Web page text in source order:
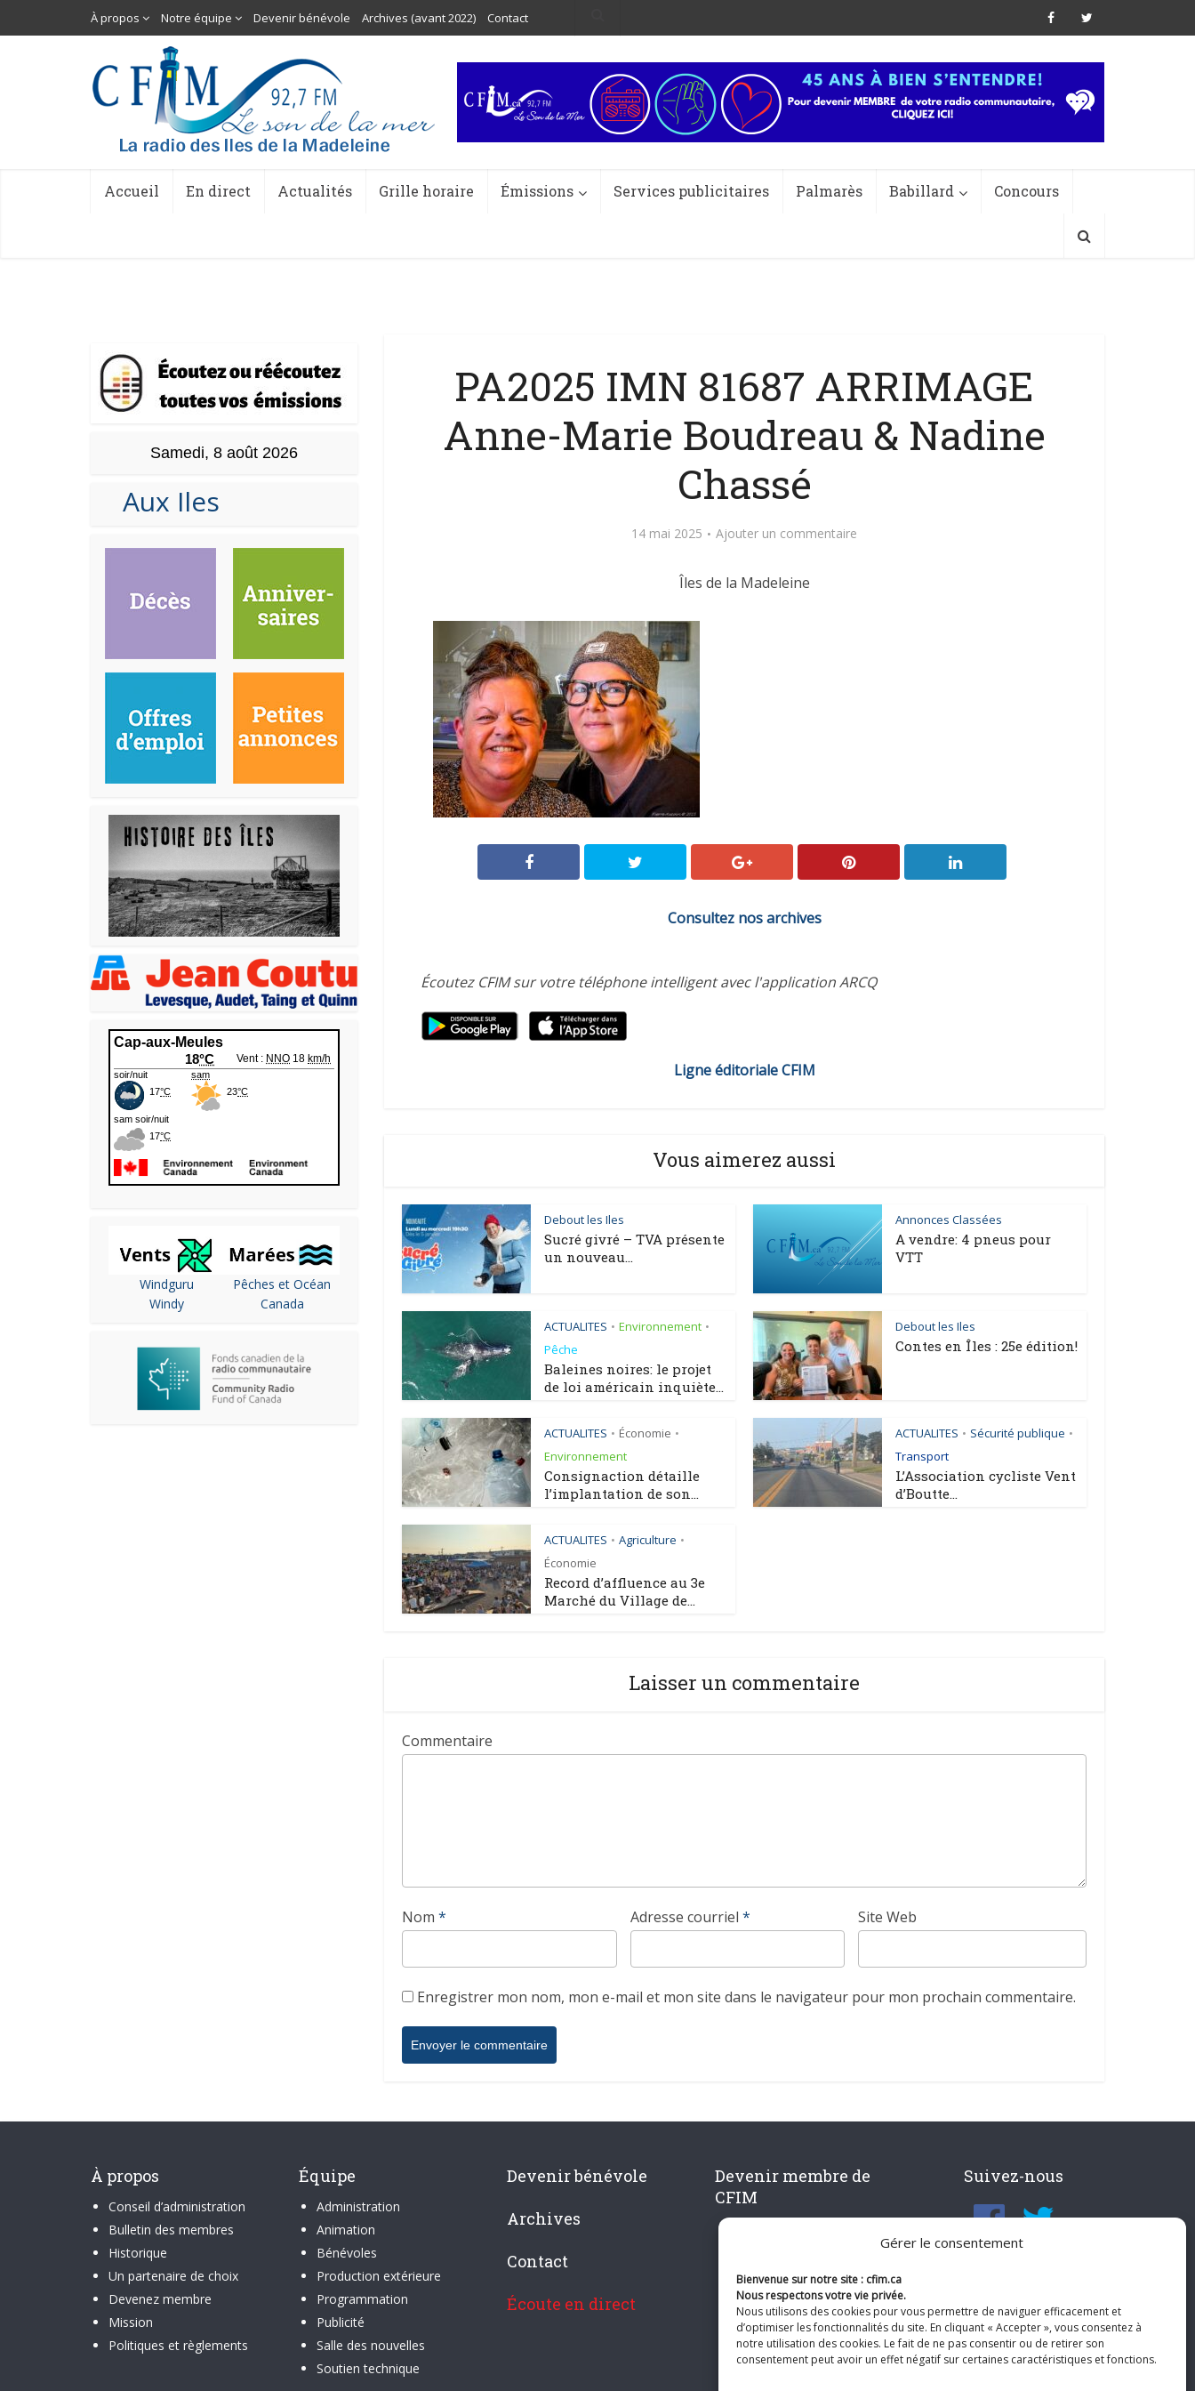
Gérer le consentement
Bienvenue sur notre site : cfim.ca
Nous respectons votre vie privée.
Nous utilisons des cookies pour vous permettre de naviguer efficacement et
d’optimiser les fonctionnalités du site. En cliquant « Accepter », vous consentez à
notre utilisation des cookies. Le fait de ne pas consentir ou de retirer son
consentement peut avoir un effet négatif sur certaines caractéristiques et fonctions.
À propos Notre équipe Devenir bénévole Archives (avant 2022) Contact
Accueil En direct Actualités Grille horaire Émissions Services publicitaires Palmarès Babillard Concours
Samedi, 8 août 2026
Aux Iles
Windguru
Windy
Pêches et Océan
Canada
PA2025 IMN 81687 ARRIMAGE
Anne-Marie Boudreau & Nadine
Chassé
14 mai 2025 Ajouter un commentaire
Îles de la Madeleine
Consultez nos archives
Écoutez CFIM sur votre téléphone intelligent avec l'application ARCQ
Ligne éditoriale CFIM
Vous aimerez aussi
Debout les Iles
Sucré givré – TVA présente
un nouveau...
Annonces Classées
A vendre: 4 pneus pour
VTT
ACTUALITES • Environnement •
Pêche
Baleines noires: le projet
de loi américain inquiète...
Debout les Iles
Contes en Îles : 25e édition!
ACTUALITES • Économie •
Environnement
Consignaction détaille
l’implantation de son...
ACTUALITES • Sécurité publique •
Transport
L’Association cycliste Vent
d’Boutte...
ACTUALITES • Agriculture •
Économie
Record d’affluence au 3e
Marché du Village de...
Laisser un commentaire
Commentaire
Nom * Adresse courriel * Site Web
Enregistrer mon nom, mon e-mail et mon site dans le navigateur pour mon prochain commentaire.
À propos
Conseil d’administration
Bulletin des membres
Historique
Un partenaire de choix
Devenez membre
Mission
Politiques et règlements
Équipe
Administration
Animation
Bénévoles
Production extérieure
Programmation
Publicité
Salle des nouvelles
Soutien technique
Devenir bénévole
Archives
Contact
Écoute en direct
Devenir membre de
CFIM
Suivez-nous